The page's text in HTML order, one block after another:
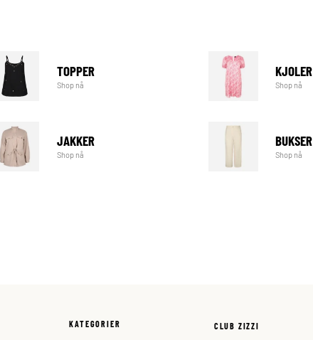
TOPPER
Shop nå
KJOLER
Shop nå
JAKKER
Shop nå
BUKSER
Shop nå
KATEGORIER CLUB ZIZZI